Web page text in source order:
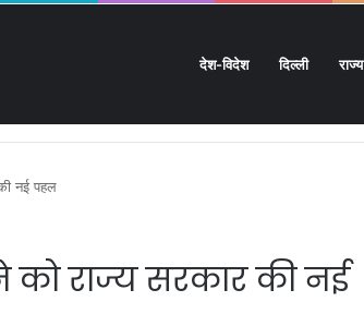
देश-विदेश दिल्ली राज्य
नई पहल
को राज्य सरकार की नई